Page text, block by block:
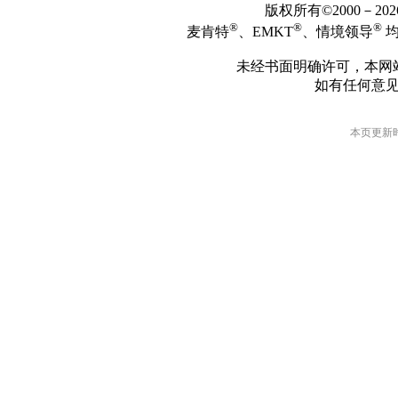
版权所有©2000－
麦肯特® 、EMKT® 、情境领导®
未经书面明确许可，本
如有任何意
本页更新